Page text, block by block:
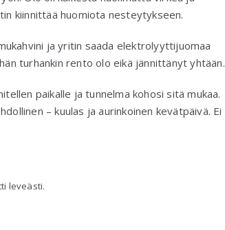
kiinnittää huomiota nesteytykseen.
ja yritin saada elektrolyyttijuomaa
turhankin rento olo eikä jännittänyt yhtään.
paikalle ja tunnelma kohosi sitä mukaa.
– kuulas ja aurinkoinen kevätpäivä. Ei
leveästi.